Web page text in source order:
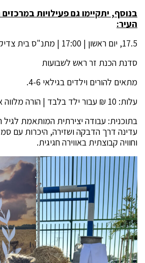
בנוסף, יתקיימו גם פעילויות
העיר:
17.5, יום ראשון | 17:00 | מתנ"ס בית צדיק, שאול המלך 6
סדנת הכנת זר ראש לשבועות
מתאים להורים וילדים בגילאי 4-6.
עלות: 10 ₪ עבור ילד בלבד | הורה מלווה אחד ללא עלות.
בתוכנית: עבודה יצירתית המותאמת לגיל
עדינה דרך הדבקה ושזירה, היכרות עם
וחוויה קבוצתית באווירה חגיגית.